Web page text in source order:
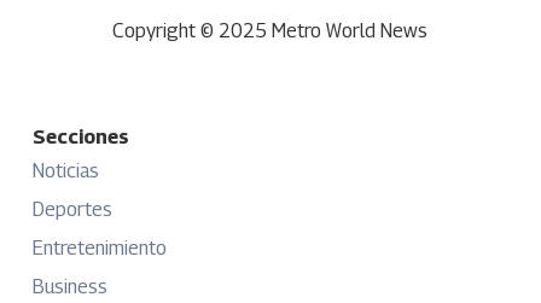
Copyright © 2025 Metro World News
Secciones
Noticias
Deportes
Entretenimiento
Business